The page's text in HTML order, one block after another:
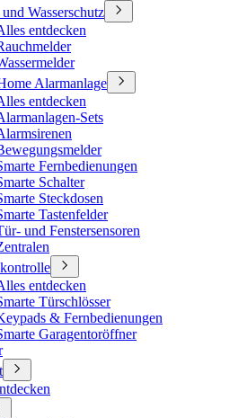
Wasserschutz
entdecken
Alarmanlage
entdecken
Sets
Fernbedienungen
Schalter
Steckdosen
Tastenfelder
und Fenstersensoren
entdecken
Türschlösser
& Fernbedienungen
Garagentoröffner